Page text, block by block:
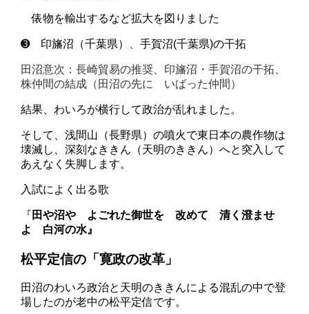
俵物を輸出するなど拡大を図りました
➌ 印旛沼 （千葉県）、手賀沼(千葉県)の干拓
田沼意次：長崎貿易の推奨、 印旛沼・手賀沼の干拓、
株仲間の結成（ 田沼の先に いばった仲間 ）
結果、わいろが横行して政治が乱れました。
そして、浅間山（長野県）の噴火で東日本の農作物は
壊滅し、深刻なききん（天明のききん）へと突入して
あえなく失脚します。
入試によく出る歌
『 田や沼や よごれた御世を 改めて 清く澄ませ
よ 白河の水』
松平定信の「寛政の改革」
田沼のわいろ政治と天明のききんによる混乱の中で登
場したのが老中の松平定信です。